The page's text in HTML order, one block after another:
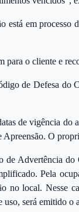
em
o cliente e
de Defesa
de vigência
O
Advertência
Pela
local. Nesse
será emitido